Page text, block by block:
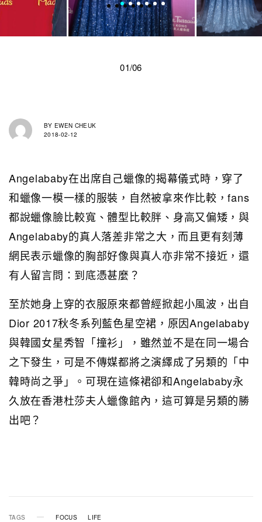
01/06
BY EWEN CHEUK
2018-02-12
Angelababy在出席自己蠟像的揭幕儀式時，穿了
和蠟像一模一樣的服裝，自然被拿來作比較，fans
都說蠟像臉比較寬、體型比較胖、身高又偏矮，與
Angelababy的真人落差非常之大，而且更有刻薄
網民表示蠟像的胸部好像與真人亦非常不接近，還
有人留言問：到底憑甚麼？
至於她身上穿的衣服原來都曾經掀起小風波，出自
Dior 2017秋冬系列藍色星空裙，原因Angelababy
與韓國女星秀智「撞衫」，雖然並不是在同一場合
之下發生，可是不傳媒都將之演繹成了另類的「中
韓時尚之爭」。可現在這條裙卻和Angelababy永
久放在香港杜莎夫人蠟像館內，這可算是另類的勝
出吧？
TAGS FOCUS LIFE